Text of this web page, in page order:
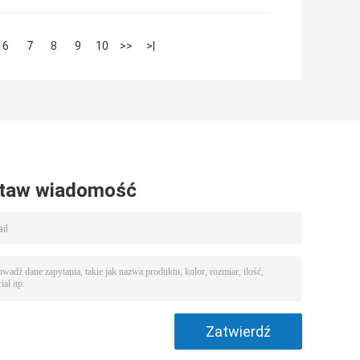
6 7 8 9 10 >> >|
wiadomość